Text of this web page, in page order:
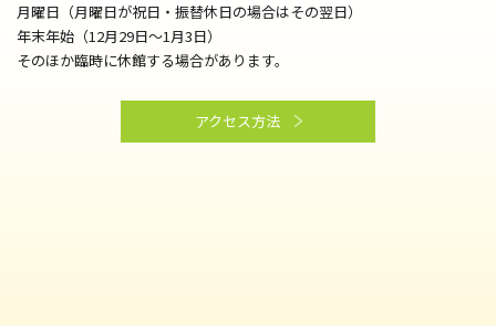
月曜日（月曜日が祝日・振替休日の場合はその翌日）
年末年始（12月29日～1月3日）
そのほか臨時に休館する場合があります。
アクセス方法